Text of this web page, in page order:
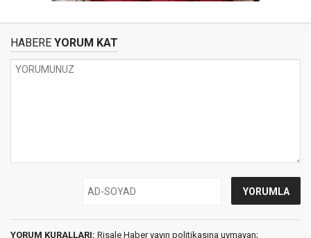
HABERE YORUM KAT
YORUM KURALLARI: Risale Haber yayın politikasına uymayan;